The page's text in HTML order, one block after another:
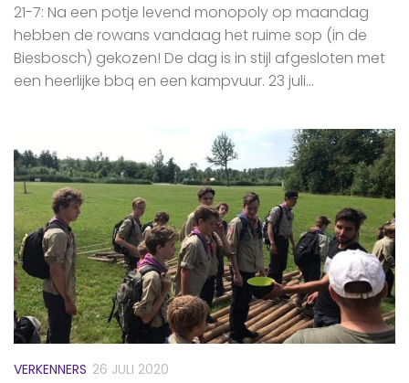
21-7: Na een potje levend monopoly op maandag
hebben de rowans vandaag het ruime sop (in de
Biesbosch) gekozen! De dag is in stijl afgesloten met
een heerlijke bbq en een kampvuur. 23 juli...
VERKENNERS 26 JULI 2020